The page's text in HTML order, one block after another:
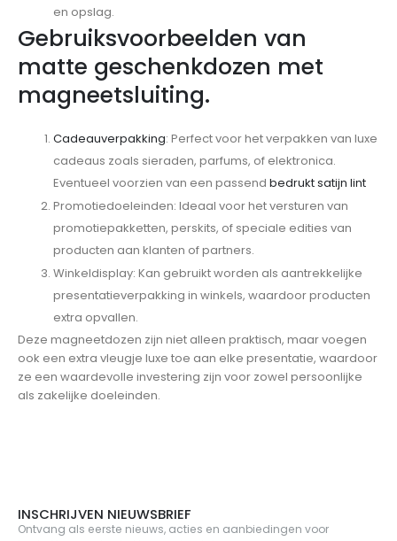
en opslag.
Gebruiksvoorbeelden van
matte geschenkdozen met
magneetsluiting.
Cadeauverpakking: Perfect voor het verpakken van luxe
cadeaus zoals sieraden, parfums, of elektronica.
Eventueel voorzien van een passend bedrukt satijn lint
Promotiedoeleinden: Ideaal voor het versturen van
promotiepakketten, perskits, of speciale edities van
producten aan klanten of partners.
Winkeldisplay: Kan gebruikt worden als aantrekkelijke
presentatieverpakking in winkels, waardoor producten
extra opvallen.
Deze magneetdozen zijn niet alleen praktisch, maar voegen
ook een extra vleugje luxe toe aan elke presentatie, waardoor
ze een waardevolle investering zijn voor zowel persoonlijke
als zakelijke doeleinden.
INSCHRIJVEN NIEUWSBRIEF
Ontvang als eerste nieuws, acties en aanbiedingen voor